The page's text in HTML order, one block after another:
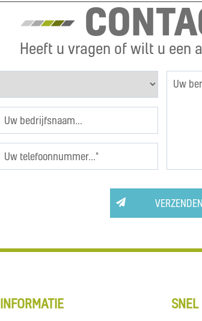
Heeft u vragen of wilt u een
VERZENDEN
INFORMATIE